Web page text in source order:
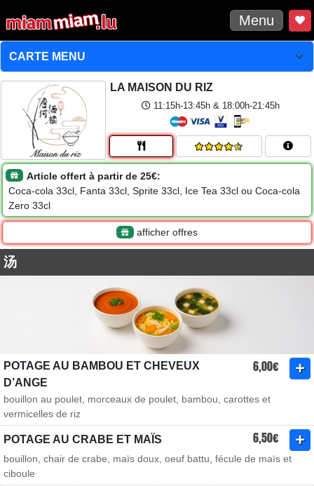
Menu
LA MAISON DU RIZ
11:15h-13:45h & 18:00h-21:45h
Article offert à partir de 25€:
Coca-cola 33cl, Fanta 33cl, Sprite 33cl, Ice Tea 33cl ou Coca-cola
Zero 33cl
afficher offres
汤
POTAGE AU BAMBOU ET CHEVEUX
D’ANGE
6,00€
bouillon au poulet, morceaux de poulet, bambou, carottes et
vermicelles de riz
POTAGE AU CRABE ET MAÏS 6,50€
bouillon, chair de crabe, maïs doux, oeuf battu, fécule de maïs et
ciboule